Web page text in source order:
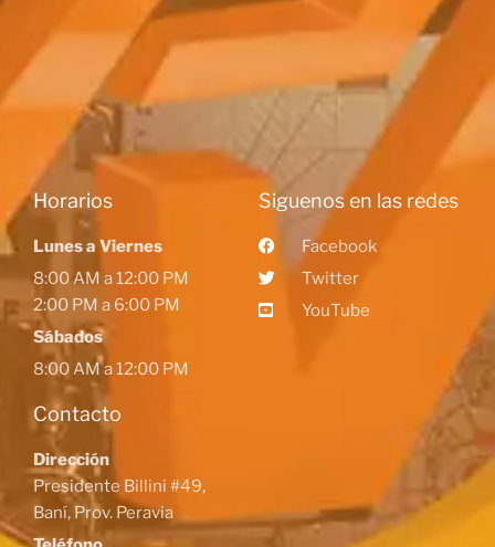
Horarios
Lunes a Viernes
8:00 AM a 12:00 PM
2:00 PM a 6:00 PM
Sábados
8:00 AM a 12:00 PM
Contacto
Dirección
Presidente Billini #49,
Baní, Prov. Peravia
Siguenos en las redes
Facebook
Twitter
YouTube